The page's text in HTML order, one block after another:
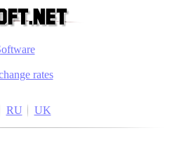
rates
RU UK